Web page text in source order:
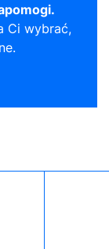
Ci wybrać,